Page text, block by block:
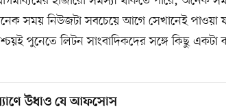
সময় নিউজটা সবচেয়ে আগে সেখানেই পাওয়া
পুনেতে লিটন সাংবাদিকদের সঙ্গে কিছু একটা
উধাও যে আফসোস